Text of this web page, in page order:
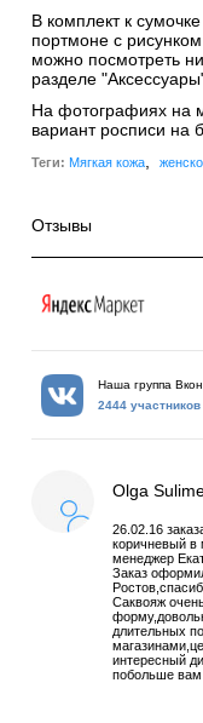
В комплект к
портмоне с
можно посмотреть
разделе
На фотографиях на
вариант росписи на
Теги: Мягкая кожа
Отзывы
Наша группа
2444
Olga
26.02.16
коричневый в
менеджер
Заказ
Саквояж
длительных
интересный
побольше вам